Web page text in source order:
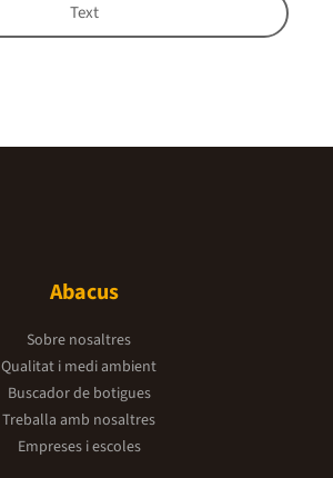
Text
Abacus
Sobre nosaltres
Qualitat i medi ambient
Buscador de botigues
Treballa amb nosaltres
Empreses i escoles